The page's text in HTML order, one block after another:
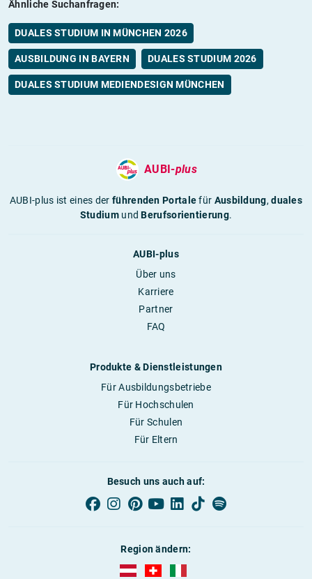
Ähnliche Suchanfragen:
DUALES STUDIUM IN MÜNCHEN 2026
AUSBILDUNG IN BAYERN DUALES STUDIUM 2026
DUALES STUDIUM MEDIENDESIGN MÜNCHEN
AUBI-plus
AUBI-plus ist eines derführenden Portalefür Ausbildung,duales
StudiumundBerufsorientierung.
AUBI-plus
Über uns
Karriere
Partner
FAQ
Produkte & Dienstleistungen
Für Ausbildungsbetriebe
Für Hochschulen
Für Schulen
Für Eltern
Besuch uns auch auf:
Region ändern:
AUBI-plus Österreich (deutsch)